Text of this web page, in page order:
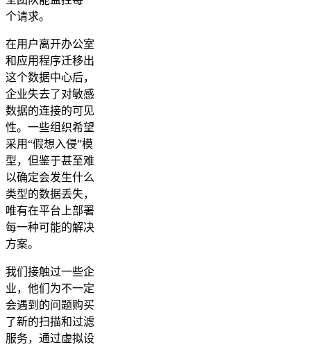
个请求。
在用户离开办公室
和应用程序迁移出
这个数据中心后，
企业失去了对敏感
数据的连接的可见
性。一些组织希望
采用“假想入侵”模
型，但鉴于甚至难
以确定会发生什么
类型的数据丢失，
唯有在平台上部署
每一种可能的解决
方案。
我们接触过一些企
业，他们为不一定
会遇到的问题购买
了新的扫描和过滤
服务，通过虚拟设